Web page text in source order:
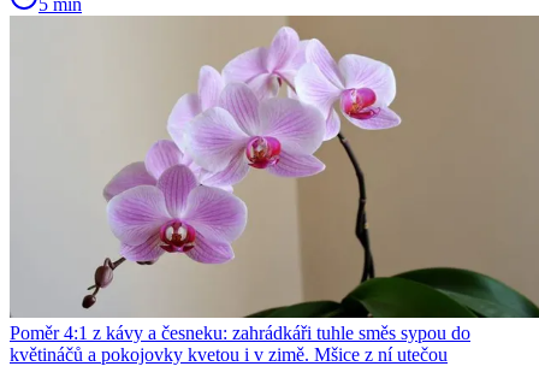
Poměr 4:1 z kávy a česneku: zahrádkáři tuhle směs sypou do
květináčů a pokojovky kvetou i v zimě. Mšice z ní utečou